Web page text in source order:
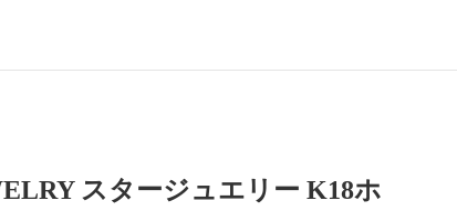
スタージュエリー K18ホ